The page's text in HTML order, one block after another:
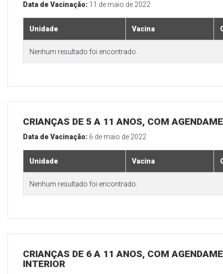
Data de Vacinação: 11 de maio de 2022
Unidade Vacina
Nenhum resultado foi encontrado.
CRIANÇAS DE 5 A 11 ANOS, COM
Data de Vacinação: 6 de maio de 2022
Unidade Vacina
Nenhum resultado foi encontrado.
CRIANÇAS DE 6 A 11 ANOS, COM
INTERIOR